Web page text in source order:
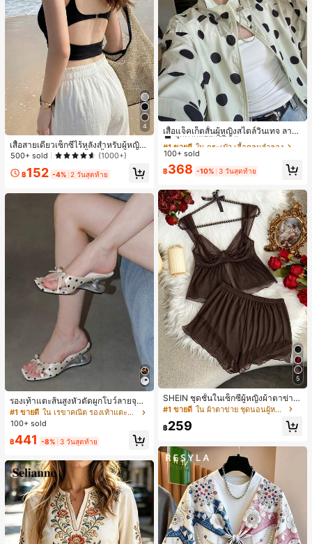
4
เสื้อสายเดี่ยวเซ็กซี่ไร้หลังสำหรับผู้หญิง
พร้อมบราแบบมีฟองน้ำ, เสื้อกล้ามแขน
500+ sold (1000+)
฿152 -4% 2 วันสุดท้าย
รองเท้าแตะส้นสูงหัวตัดผูกโบว์ลายจุดส
ายเดี่ยวส้นไม่สมมาตรสำหรับผู้หญิง, รอ
งเท้าแตะส้นสูงหนังเทียมสีขาวหรูหรา
#1 ขายดี
ใน เรขาคณิต รองเท้าแตะส้นสูงผู้หญิง
100+ sold
฿441 -8% 3 วันสุดท้าย
เสื้อแจ็คเก็ตสั้นผู้หญิงสไตล์วินเทจ ลายจุ
ดขนาดใหญ่ คอตั้ง เอวเข้ารูป แขนพอง
ทรงหลวม แฟชั่นอเนกประสงค์ สำหรับใ
ส่ประจำวันและไปเที่ยวพักผ่อน
#1 ขายดี
ใน กระเป๋า เสื้อคลุมลำลอง
ลูกค้ากลับมาซื้อซ้ำ!
#1 ขายดี ใน กระเป๋า เสื้อคลุมลำลอง
ลูกค้ากลับมาซื้อซ้ำ!
#1 ขายดี ใน กระเป๋า เสื้อคลุมลำลอง
ลูกค้ากลับมาซื้อซ้ำ!
#1 ขายดี
ใน กระเป๋า เสื้อคลุมลำลอง
100+ sold
฿368 -10% 3 วันสุดท้าย
5
SHEIN ชุดชั้นในเซ็กซี่ผู้หญิงผ้าตาข่าย
มีโครงคัพบาง
#1 ขายดี ใน ผ้าตาข่าย ชุดนอนผู้หญิง
฿259